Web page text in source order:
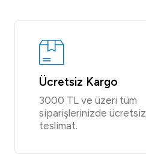
Ücretsiz Kargo
3000 TL ve üzeri tüm
siparişlerinizde ücretsiz
teslimat.